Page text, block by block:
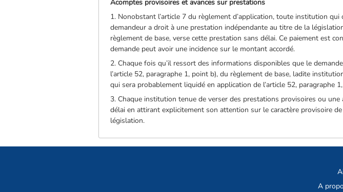
Acomptes provisoires et avances sur prestations
1. Nonobstant l’article 7 du règlement d’application, toute institution
demandeur a droit à une prestation indépendante au titre de la
règlement de base, verse cette prestation sans délai. Ce paiement est
demande peut avoir une incidence sur le montant accordé.
2. Chaque fois qu’il ressort des informations disponibles que le
l’article 52, paragraphe 1, point b), du règlement de base, ladite
qui sera probablement liquidé en application de l’article 52, paragraphe
3. Chaque institution tenue de verser des prestations provisoires ou
délai en attirant explicitement son attention sur le caractère provisoire
législation.
A